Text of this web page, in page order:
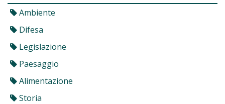
Ambiente
Difesa
Legislazione
Paesaggio
Alimentazione
Storia